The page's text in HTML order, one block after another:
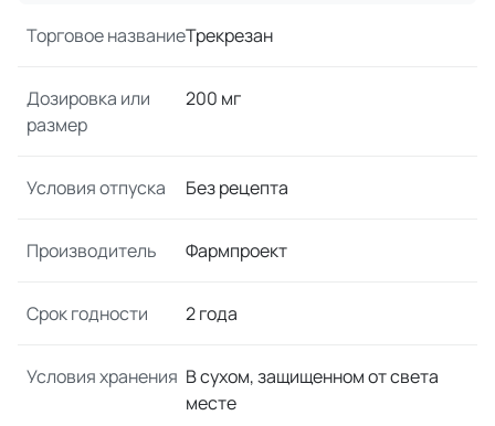
Торговое названиеТрекрезан
Дозировка или
размер
200 мг
Условия отпуска Без рецепта
Производитель Фармпроект
Срок годности 2 года
Условия хранения В сухом, защищенном от света
месте